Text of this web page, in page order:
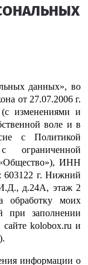
данных», во
от 27.07.2006 г.
изменениями и
воле и в
с Политикой
ограниченной
ИНН
603122 г. Нижний
д.24А, этаж 2
обработку моих
при заполнении
kolobox.ru и
информации о